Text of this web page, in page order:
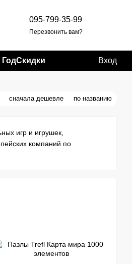
095-799-35-99
Перезвонить вам?
Скидки Вход
сначала дешевле по названию
игр и игрушек,
компаний по